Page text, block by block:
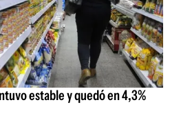
estable y quedó en 4,3%